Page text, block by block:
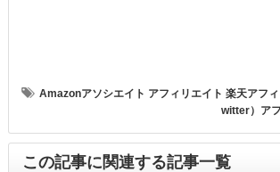
Amazonアソシエイト アフィリエイト 楽天アフ
witter）ア
この記事に関連する記事一覧